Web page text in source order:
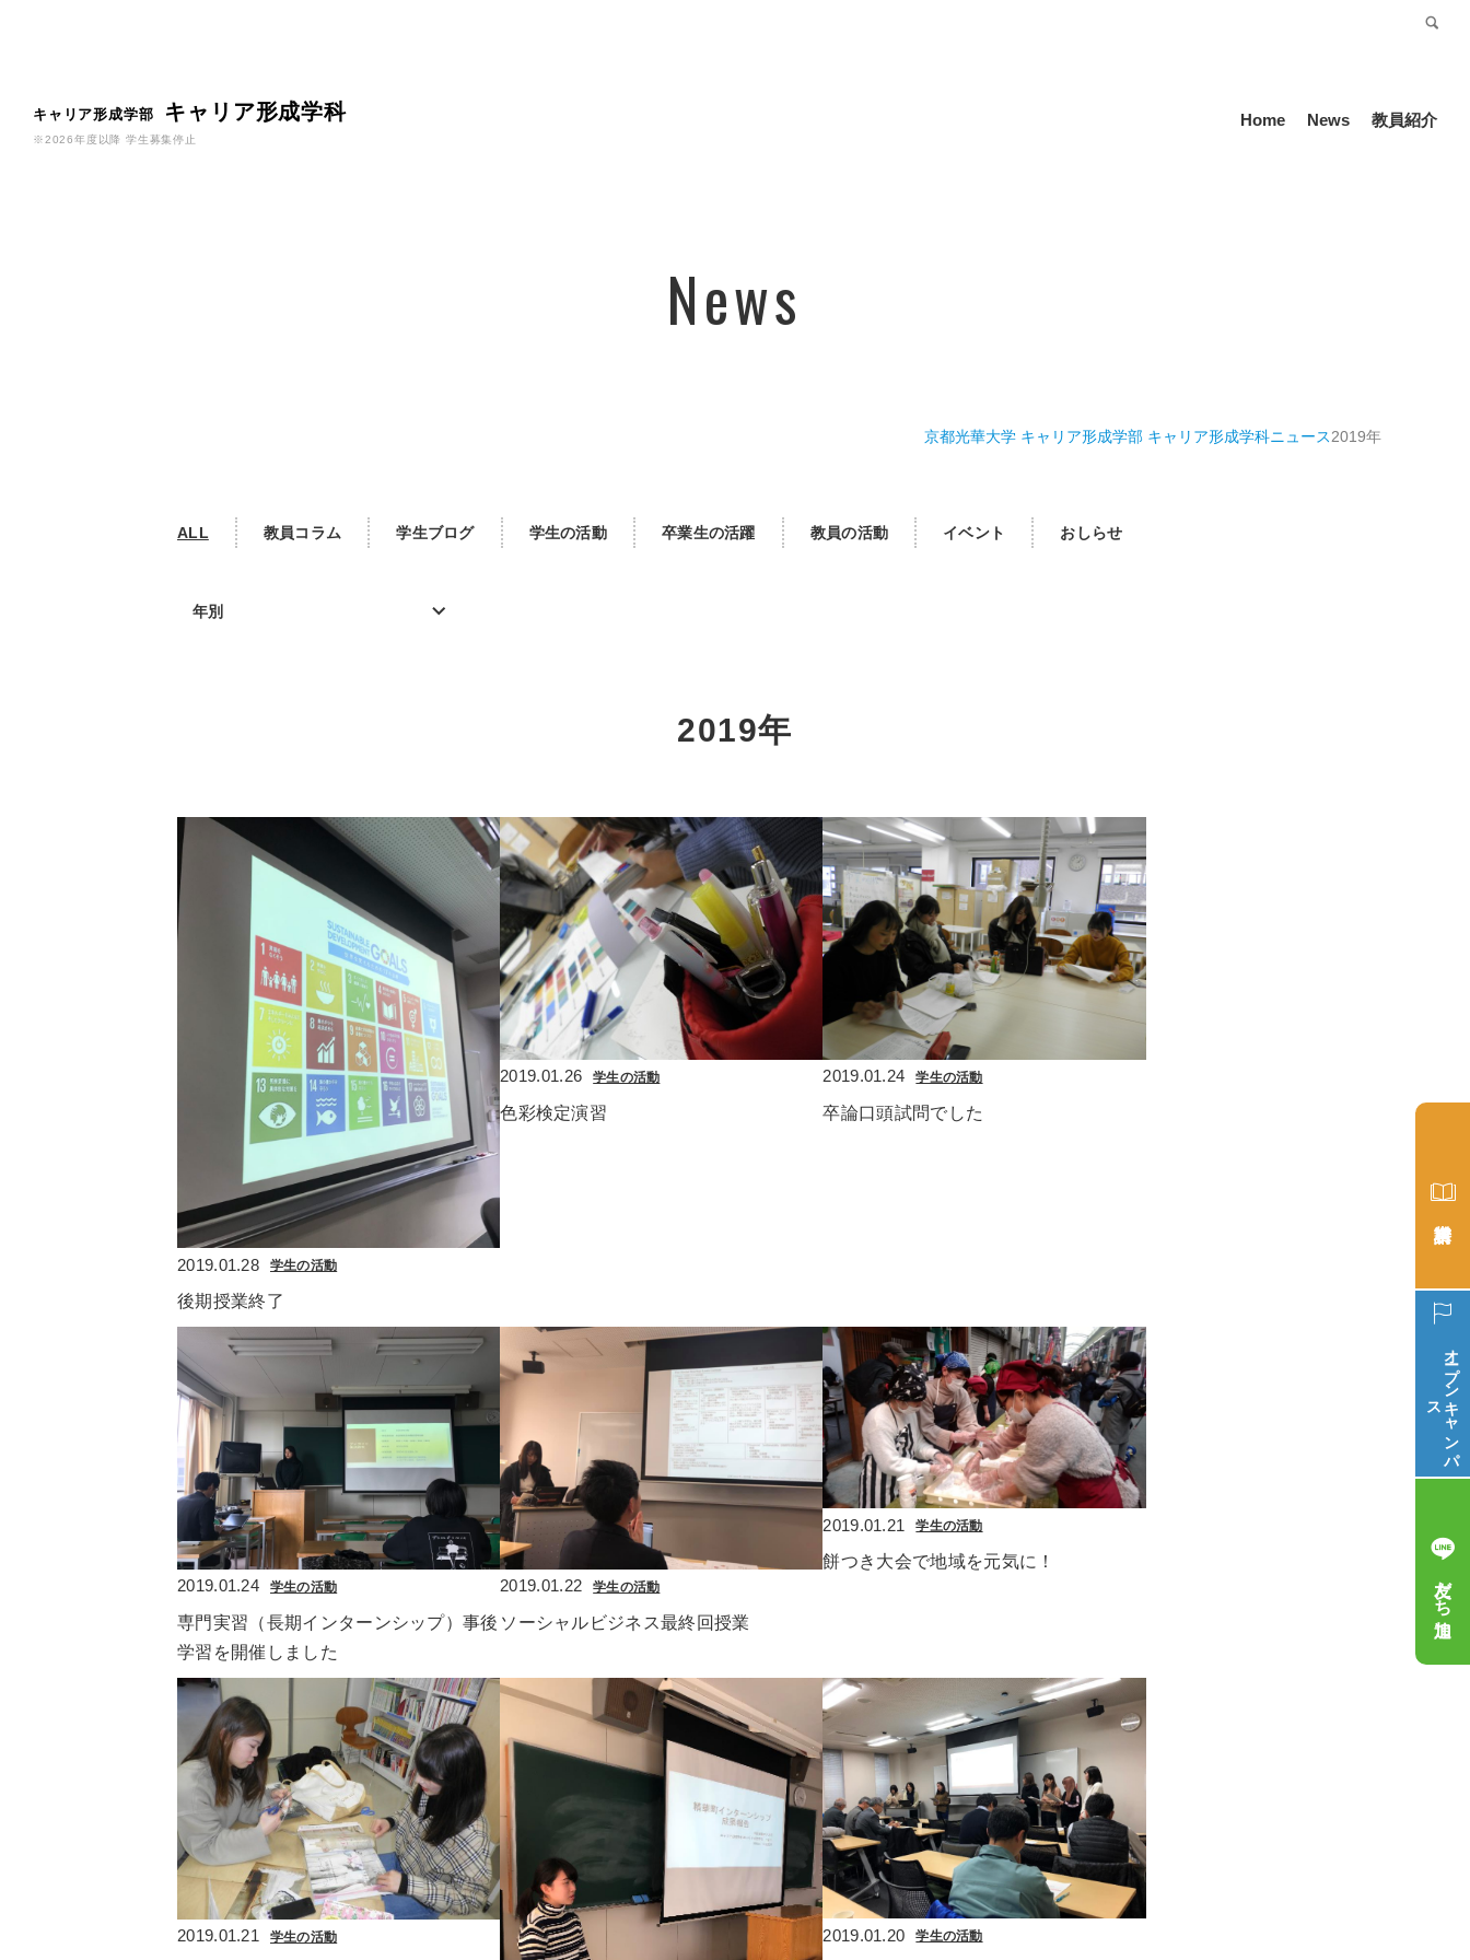
キャリア形成学部 キャリア形成学科
※2026年度以降 学生募集停止
Home News 教員紹介
News
京都光華大学 キャリア形成学部 キャリア形成学科ニュース2019年
ALL 教員コラム 学生ブログ 学生の活動 卒業生の活躍 教員の活動 イベント おしらせ
年別
2019年
2019.01.28 学生の活動
後期授業終了
2019.01.26 学生の活動
色彩検定演習
2019.01.24 学生の活動
卒論口頭試問でした
2019.01.24 学生の活動
専門実習（長期インターンシップ）事後
学習を開催しました
2019.01.22 学生の活動
ソーシャルビジネス最終回授業
2019.01.21 学生の活動
餅つき大会で地域を元気に！
2019.01.21 学生の活動 2019.01.20 学生の活動
オープン
キ
ャ
ン
パ
ス
友だち追加